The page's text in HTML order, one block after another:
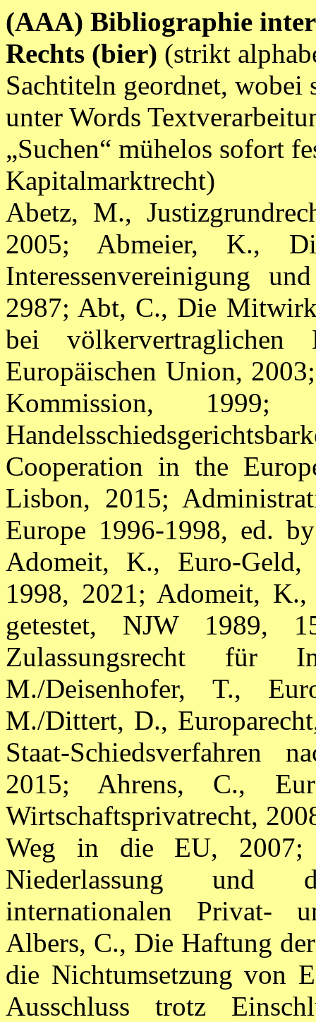
(AAA) Bibliographie
Rechts (bier) (strikt
Sachtiteln geordnet, wobei
unter Words
„Suchen“ mühelos sofort
Kapitalmarktrecht)
Abetz, M.,
2005; Abmeier, K.,
Interessenvereinigung
2987; Abt, C., Die
bei
Europäischen Union,
Kommission,
Cooperation in the
Lisbon, 2015;
Europe 1996-1998, ed.
Adomeit, K., Euro-Geld,
1998, 2021; Adomeit, K.,
getestet, NJW 1989,
Zulassungsrecht für
M./Deisenhofer, T.,
M./Dittert, D.,
Staat-Schiedsverfahren
2015; Ahrens, C.,
Wirtschaftsprivatrecht,
Weg in die EU, 2007;
Niederlassung und
internationalen Privat-
Albers, C., Die Haftung
die Nichtumsetzung von
Ausschluss trotz